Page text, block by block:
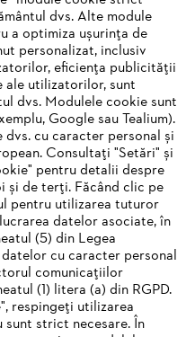
#STIHL
NICHT
dvs. Alte module
a optimiza ușurința de
personalizat, inclusiv
eficiența publicității
ale utilizatorilor, sunt
dvs. Modulele cookie sunt
Google sau Tealium).
cu caracter personal și
Consultați "Setări" și
pentru detalii despre
și de terți. Făcând clic pe
pentru utilizarea tuturor
datelor asociate, în
(5) din Legea
cu caracter personal
comunicațiilor
(1) litera (a) din RGPD.
respingeți utilizarea
strict necesare. În